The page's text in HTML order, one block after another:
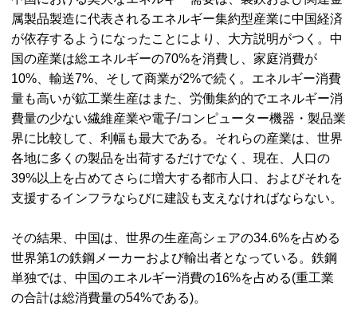
属製品製造に代表されるエネルギー集約型産業に中国経済
が依存するようになったことにより、大方説明がつく。中
国の産業は総エネルギーの70%を消費し、家庭消費が
10%、輸送7%、そして商業が2%で続く。エネルギー消費
量も高いが鉱工業生産はまた、労働集約的でエネルギー消
費量の少ない繊維産業や電子/コンピューター機器・製品業
界に比較して、利幅も最大である。それらの産業は、世界
各地に多くの製品を出荷するだけでなく、現在、人口の
39%以上を占めてさらに増大する都市人口、およびそれを
支援するインフラならびに建設も支えなければならない。
その結果、中国は、世界の生産高シェアの34.6%を占める
世界第1の鉄鋼メーカーおよび輸出者となっている。鉄鋼
単独では、中国のエネルギー消費の16%を占める(重工業
の合計は総消費量の54%である)。